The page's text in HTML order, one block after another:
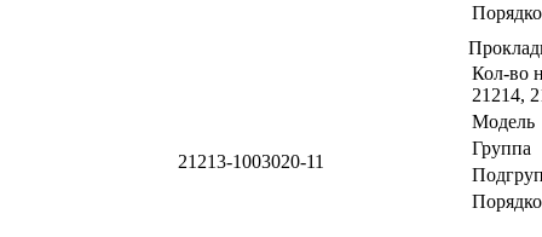
21213-1003020-11
Кол-во
21214,
Модель
Группа